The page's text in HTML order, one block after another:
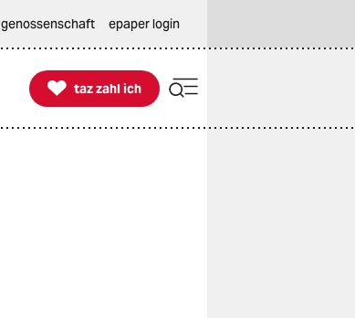
genossenschaft epaper login

taz zahl ich
taz zahl ich